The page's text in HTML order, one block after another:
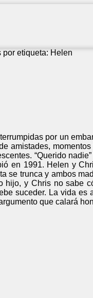
por etiqueta: Helen
por un
amistades,
“Querido
en 1991. Helen y
se trunca y ambos
hijo, y Chris no sabe
suceder. La vida
que calará